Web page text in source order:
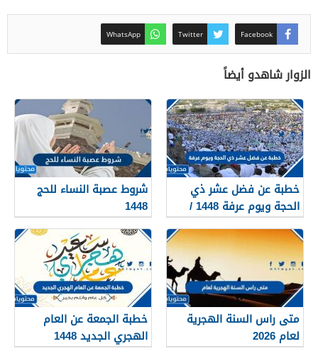
Facebook
Twitter
WhatsApp
الزوار شاهدو أيضاً
خطبة عن فضل عشر ذي
الحجة ويوم عرفة 1448 /
2026
شروط عصبة النساء للحج
1448
متى راس السنة الهجرية
لعام 2026
خطبة الجمعة عن العام
الهجري الجديد 1448